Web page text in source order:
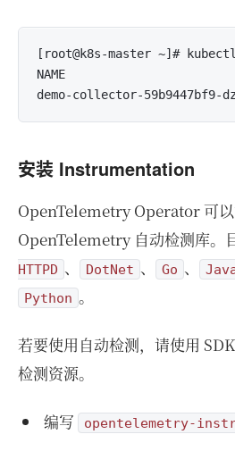
[root@k8s-master ~]#
NAME
安装 Instrumentation
OpenTelemetry Operator 可
OpenTelemetry 自动检测库。
HTTPD 、 DotNet 、 Go 、
Python 。
若要使用自动检测，请使用
检测资源。
编写 opentelemetry-